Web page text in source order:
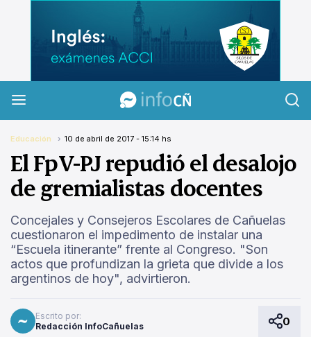
InfoCañuelas
Educación 10 de abril de 2017 - 15:14 hs
El FpV-PJ repudió el desalojo
de gremialistas docentes
Concejales y Consejeros Escolares de Cañuelas
cuestionaron el impedimento de instalar una
“Escuela itinerante” frente al Congreso. "Son
actos que profundizan la grieta que divide a los
argentinos de hoy", advirtieron.
Escrito por:
Redacción InfoCañuelas
0